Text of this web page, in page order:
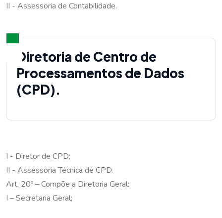
II - Assessoria de Contabilidade.
Diretoria de Centro de
Processamentos de Dados
(CPD).
I - Diretor de CPD;
II - Assessoria Técnica de CPD.
Art. 20º – Compõe a Diretoria Geral:
I – Secretaria Geral;